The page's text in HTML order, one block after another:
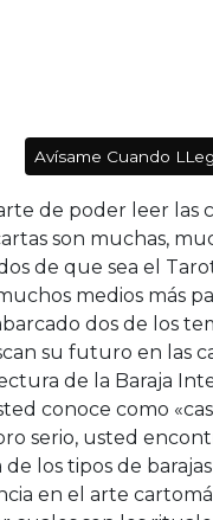
Avísame Cuando
de poder leer las
son muchas,
de que sea el
medios más
dos de los
su futuro en las
de la Baraja
conoce como
serio, usted
los tipos de
en el arte